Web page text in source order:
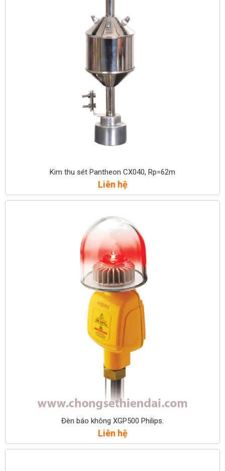
Kim thu sét Pantheon CX040, Rp=62m
Liên hệ
Đèn báo không XGP500 Philips.
Liên hệ